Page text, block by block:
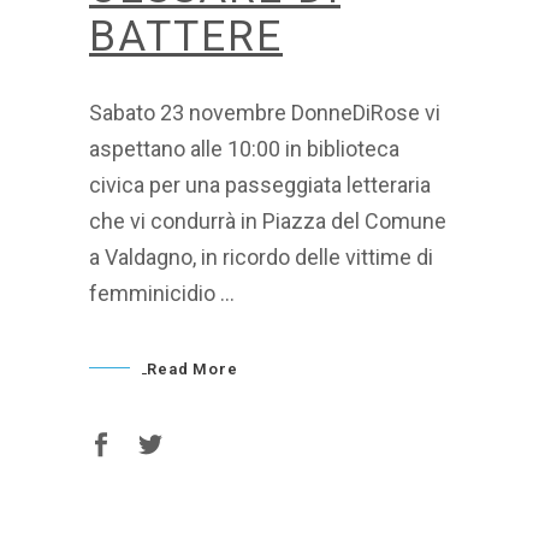
BATTERE
Sabato 23 novembre DonneDiRose vi
aspettano alle 10:00 in biblioteca
civica per una passeggiata letteraria
che vi condurrà in Piazza del Comune
a Valdagno, in ricordo delle vittime di
femminicidio
Read More